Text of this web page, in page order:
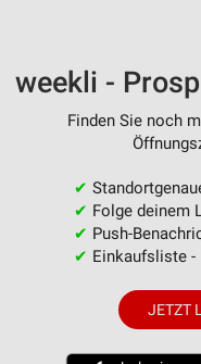
weekli -
Finden Sie noch
✔
✔ Folge deinem
✔ Push-
✔ Einkaufsliste -
JETZT